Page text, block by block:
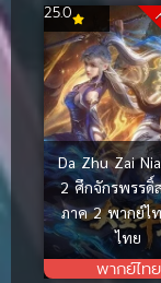
Da Zhu Zai
2 ศึกจักรพรรดิ์
ภาค 2 พากย์ไ
ไทย
พากย์ไทย
25.0